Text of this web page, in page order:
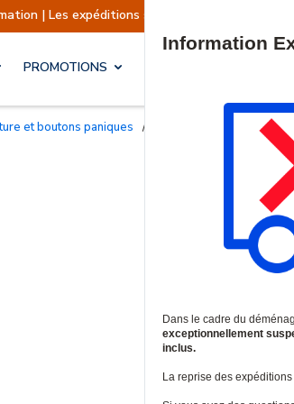
sont actuellement suspendues
PROMOTIONS
et boutons paniques / Contacts d'ouverture filaire